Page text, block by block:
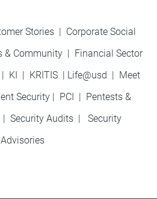
Stories| Corporate Social
& Community | Financial Sector
| KI | KRITIS | Life@usd | Meet
Security | PCI | Pentests &
| Security Audits| Security
Advisories